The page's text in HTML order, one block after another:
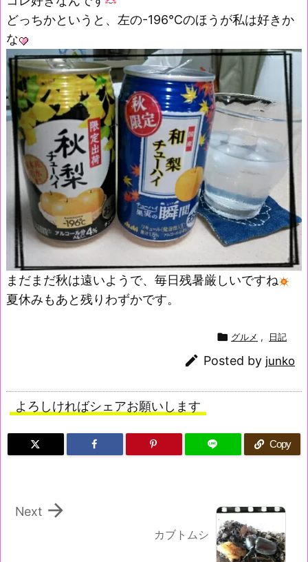
どっちかというと、左の-196℃のほうが私は好きか
な
まだまだ秋は遠いようで、毎日残暑厳しいですね
夏休みもあと残りわずかです。
 グルメ , 日記
 Posted by junko
よろしければシェアお願いします
Copy
カブトムシ

Next